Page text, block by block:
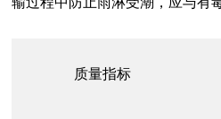
质量指标